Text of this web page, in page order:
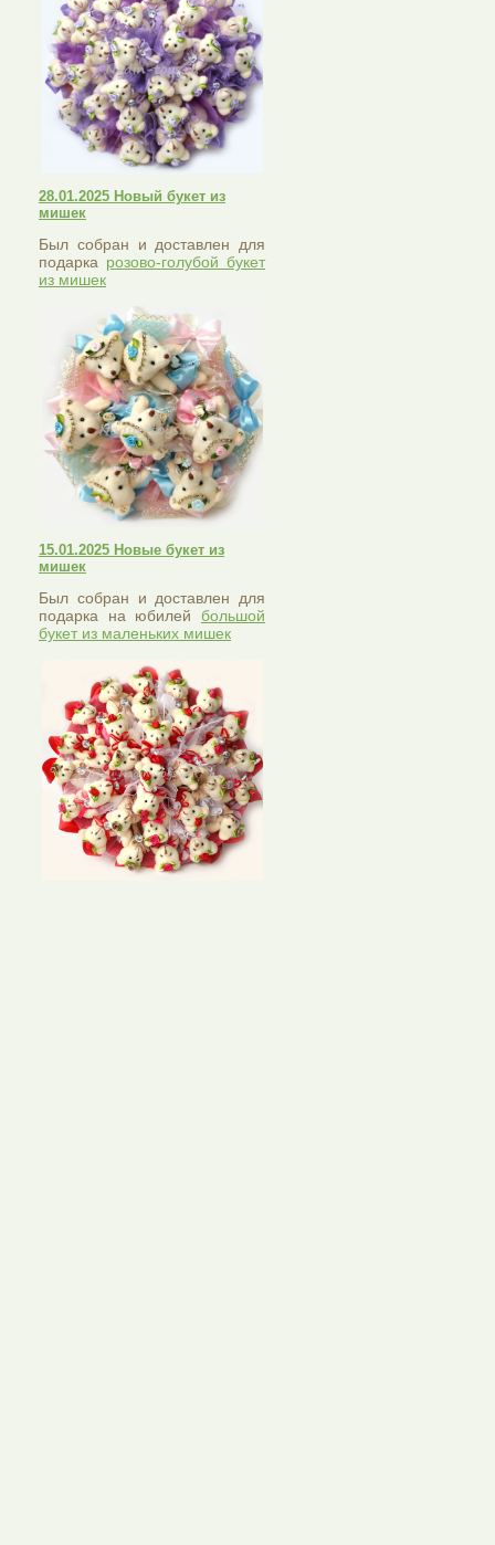
28.01.2025 Новый букет из
мишек
Был собран и доставлен для
подарка розово-голубой букет
из мишек
15.01.2025 Новые букет из
мишек
Был собран и доставлен для
подарка на юбилей большой
букет из маленьких мишек